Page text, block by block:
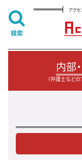
アク
内部
（弁護士など
検索